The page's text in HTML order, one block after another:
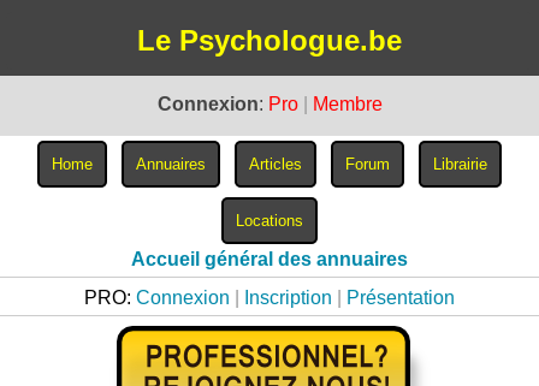
Le Psychologue.be
Connexion: Pro Membre
Accueil général des annuaires
PRO: Connexion Inscription Présentation